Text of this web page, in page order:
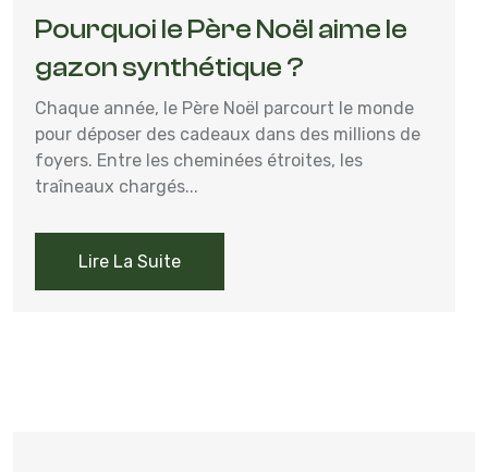
Pourquoi le Père Noël aime le
gazon synthétique ?
Chaque année, le Père Noël parcourt le monde
pour déposer des cadeaux dans des millions de
foyers. Entre les cheminées étroites, les
traîneaux chargés...
Lire La Suite